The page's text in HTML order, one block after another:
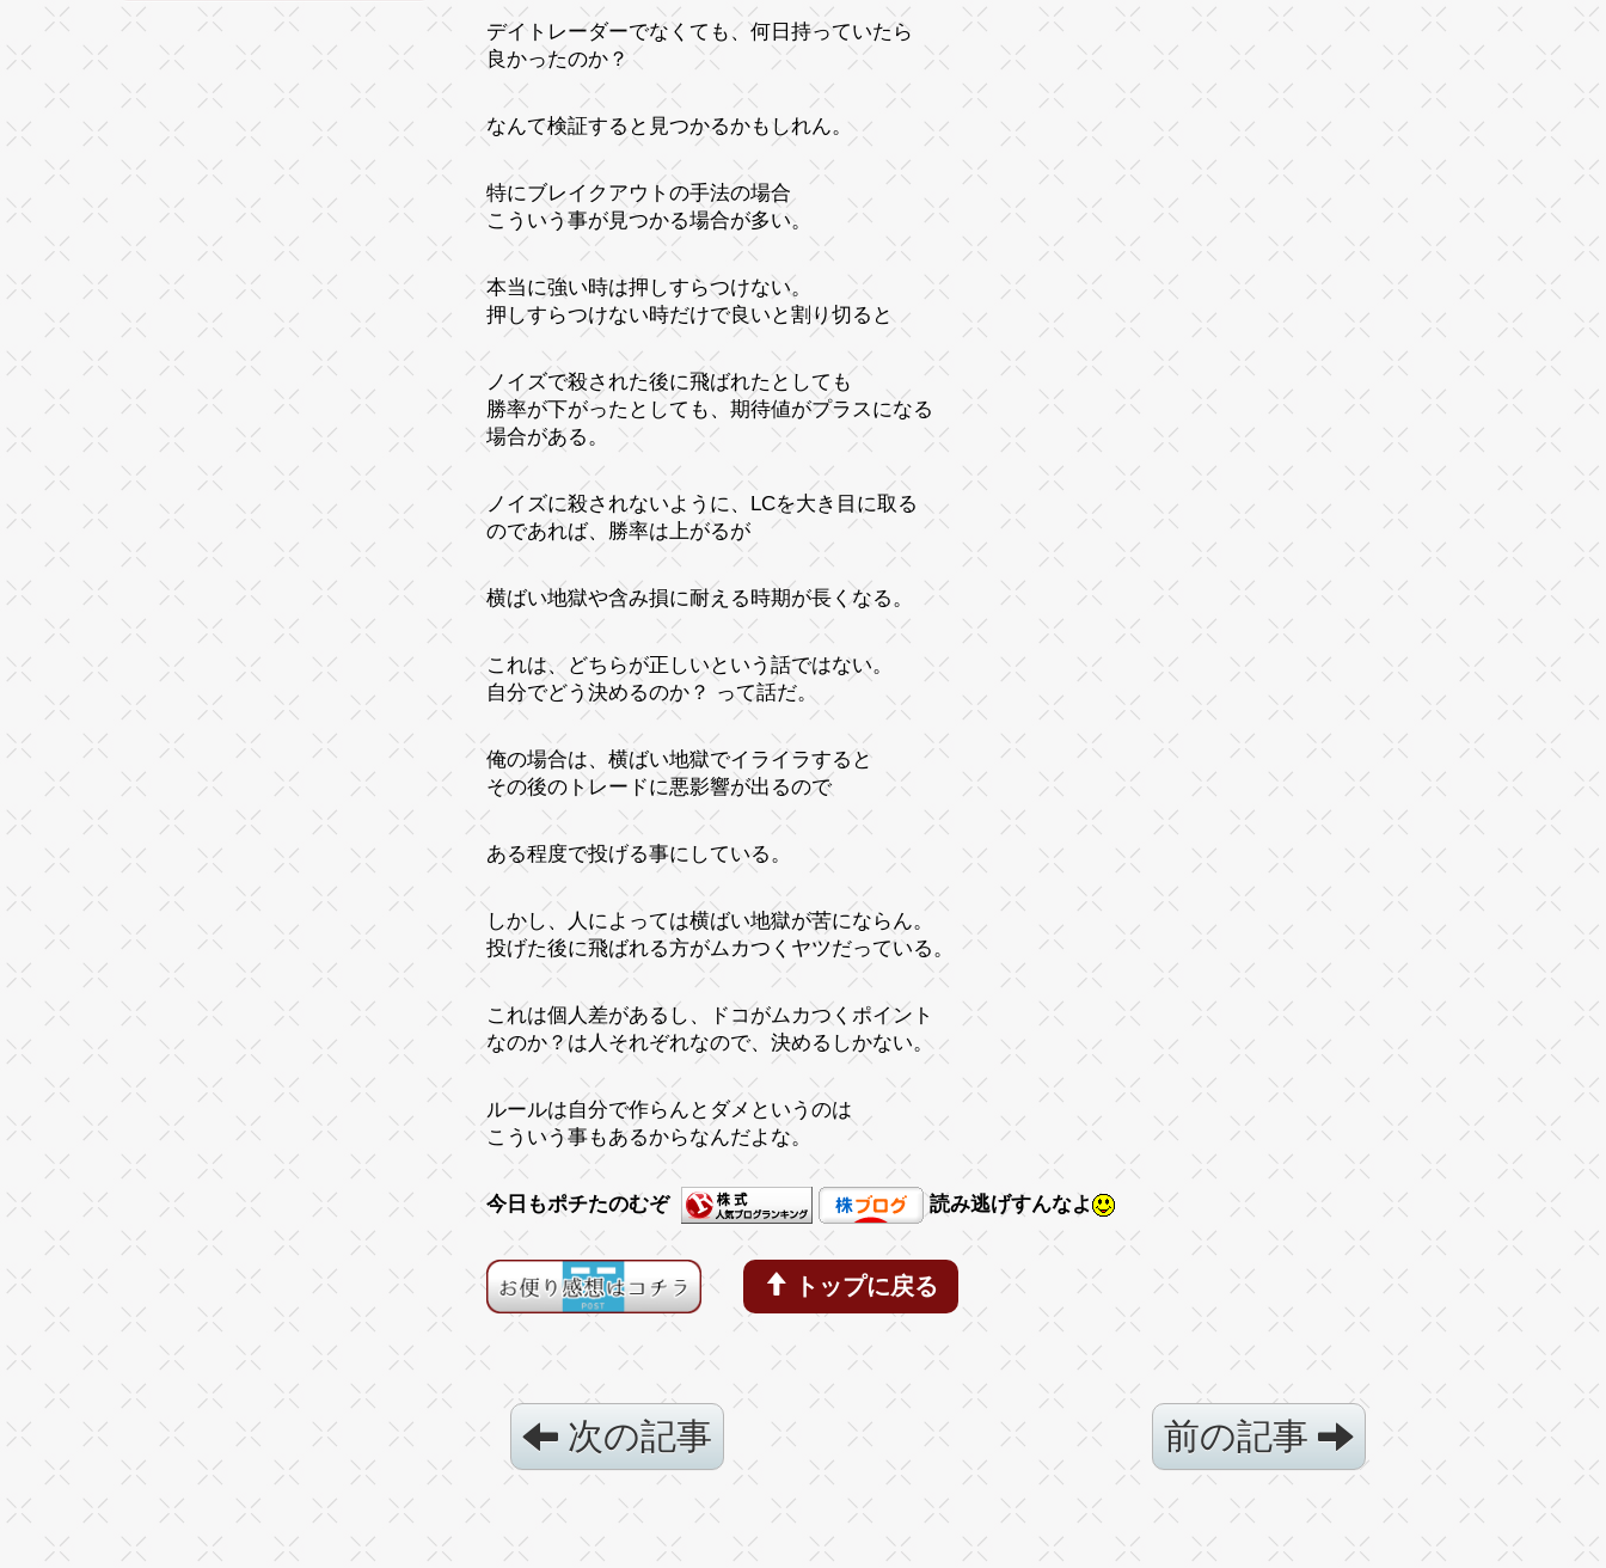
デイトレーダーでなくても、何日持っていたら
良かったのか？
なんて検証すると見つかるかもしれん。
特にブレイクアウトの手法の場合
こういう事が見つかる場合が多い。
本当に強い時は押しすらつけない。
押しすらつけない時だけで良いと割り切ると
ノイズで殺された後に飛ばれたとしても
勝率が下がったとしても、期待値がプラスになる
場合がある。
ノイズに殺されないように、LCを大き目に取る
のであれば、勝率は上がるが
横ばい地獄や含み損に耐える時期が長くなる。
これは、どちらが正しいという話ではない。
自分でどう決めるのか？ って話だ。
俺の場合は、横ばい地獄でイライラすると
その後のトレードに悪影響が出るので
ある程度で投げる事にしている。
しかし、人によっては横ばい地獄が苦にならん。
投げた後に飛ばれる方がムカつくヤツだっている。
これは個人差があるし、ドコがムカつくポイント
なのか？は人それぞれなので、決めるしかない。
ルールは自分で作らんとダメというのは
こういう事もあるからなんだよな。
今日もポチたのむぞ 読み逃げすんなよ
トップに戻る
次の記事 前の記事